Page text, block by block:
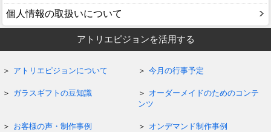
個人情報の取扱いについて
アトリエピジョンを活用する
アトリエピジョンについて 今月の行事予定
ガラスギフトの豆知識
オーダーメイドのためのコンテ
ンツ
お客様の声・制作事例 オンデマンド制作事例